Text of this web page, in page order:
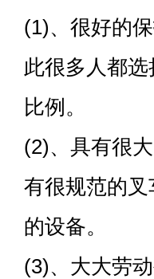
(1)、很好的
此很多人都
比例。
(2)、具有很
有很规范的
的设备。
(3)、大大劳